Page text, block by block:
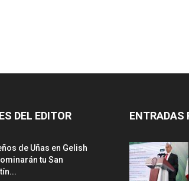
DEL EDITOR
de Uñas en Gelish
tu San
ENTRADAS